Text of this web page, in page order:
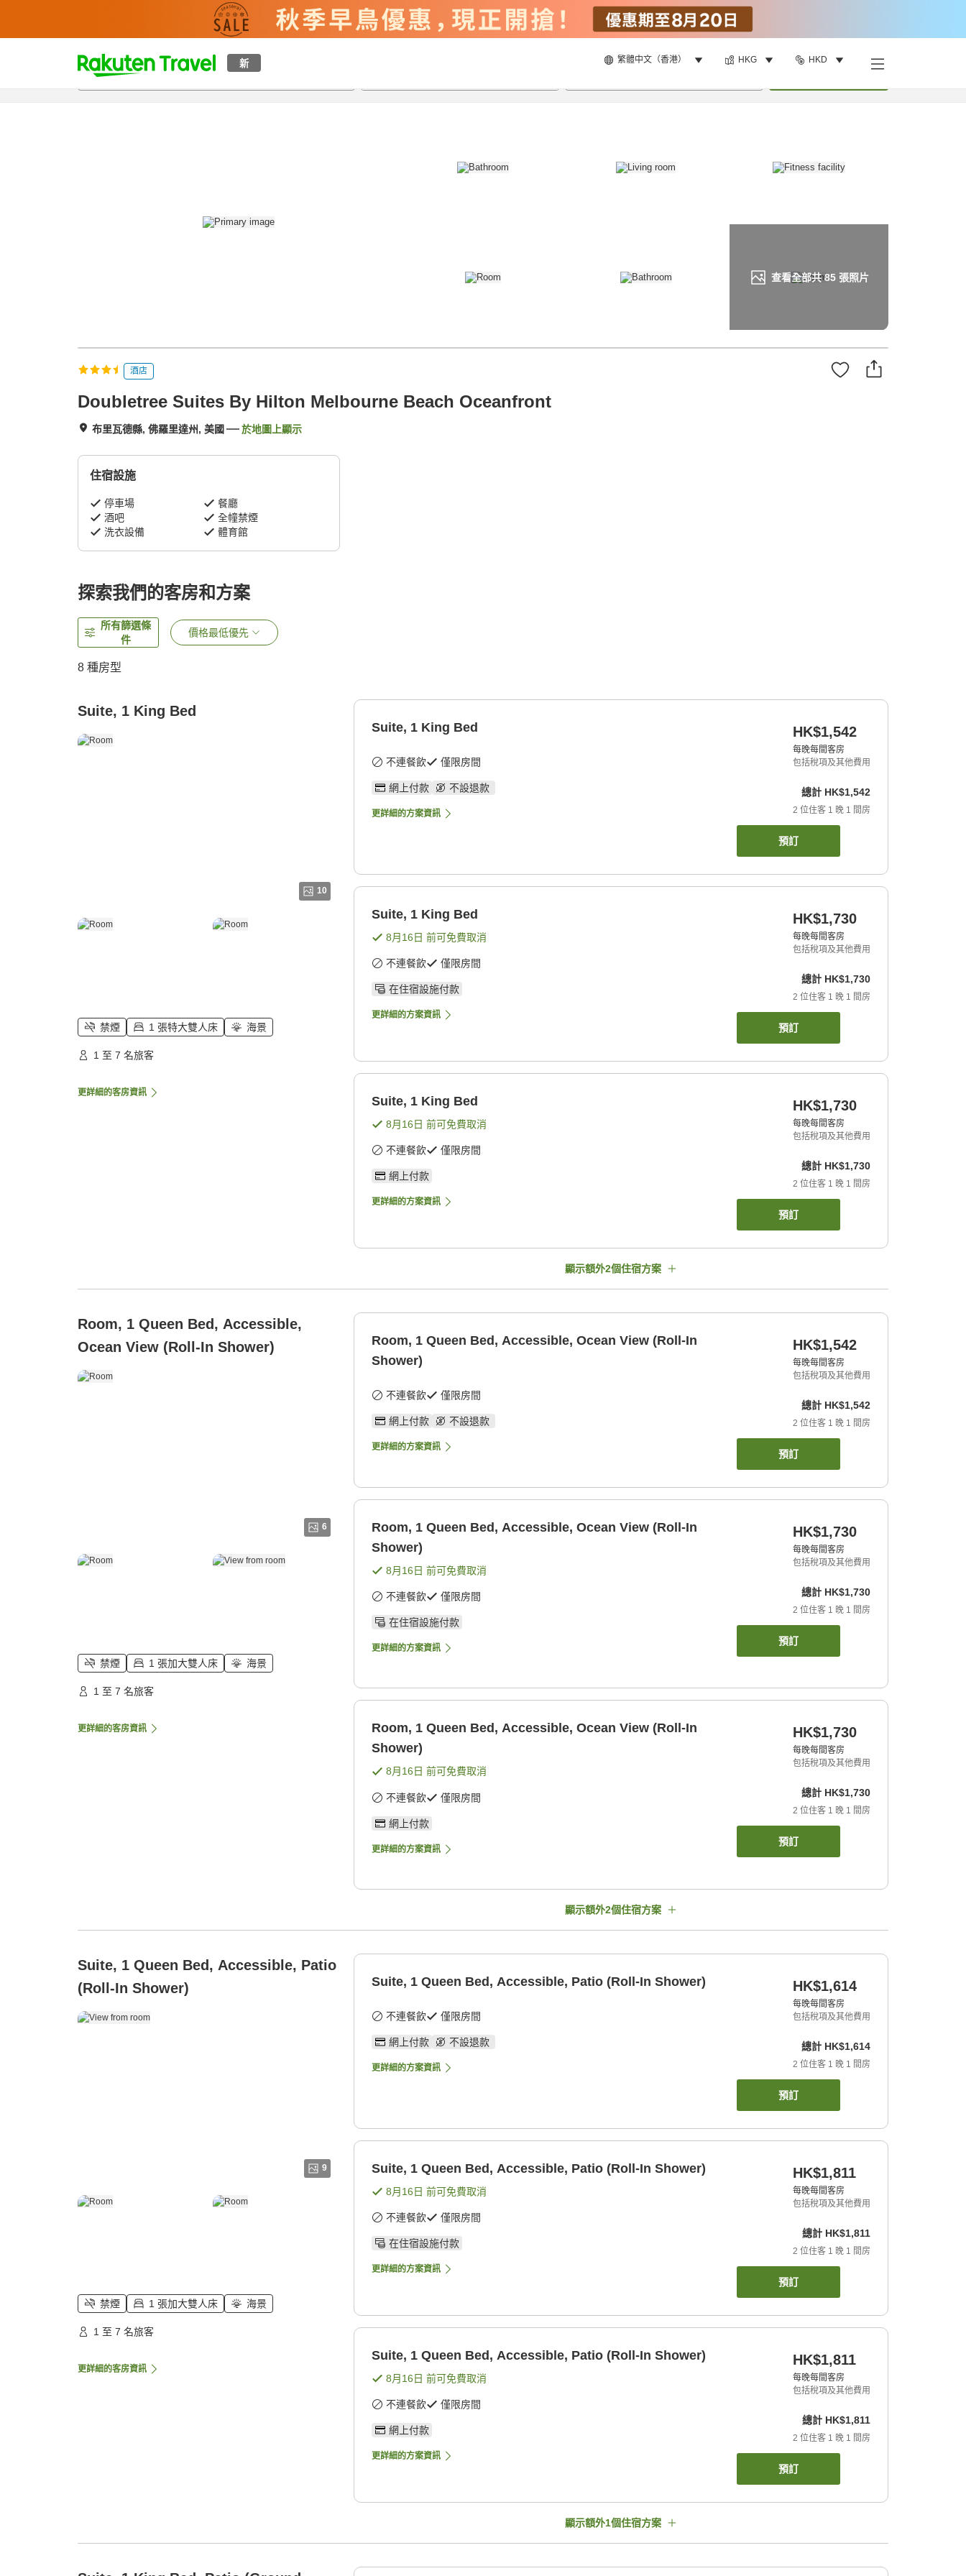
新 繁體中文（香港） HKG HKD
t
p
查看全部共85張照片
概覽房間及住宿方案 評價設施
酒店
Doubletree Suites By Hilton Melbourne Beach Oceanfront
布里瓦德縣, 佛羅里達州, 美國 於地圖上顯示
住宿設施
停車場
餐廳
酒吧
全幢禁煙
洗衣設備
體育館
探索我們的客房和方案
所有篩選條
件
價格最低優先
8 種房型
Suite, 1 King Bed
10
禁煙 1 張特大雙人床 海景
1 至 7 名旅客
更詳細的客房資訊
Suite, 1 King Bed
不連餐飲 僅限房間
網上付款 不設退款
更詳細的方案資訊
HK$1,542
每晚每間客房
包括稅項及其他費用
總計 HK$1,542
2 位住客 1 晚 1 間房
預訂
Suite, 1 King Bed
8月16日 前可免費取消
不連餐飲 僅限房間
在住宿設施付款
更詳細的方案資訊
HK$1,730
每晚每間客房
包括稅項及其他費用
總計 HK$1,730
2 位住客 1 晚 1 間房
預訂
Suite, 1 King Bed
8月16日 前可免費取消
不連餐飲 僅限房間
網上付款
更詳細的方案資訊
HK$1,730
每晚每間客房
包括稅項及其他費用
總計 HK$1,730
2 位住客 1 晚 1 間房
預訂
顯示額外2個住宿方案
Room, 1 Queen Bed, Accessible,
Ocean View (Roll-In Shower)
6
禁煙 1 張加大雙人床 海景
1 至 7 名旅客
更詳細的客房資訊
Room, 1 Queen Bed, Accessible, Ocean View (Roll-In
Shower)
不連餐飲 僅限房間
網上付款 不設退款
更詳細的方案資訊
HK$1,542
每晚每間客房
包括稅項及其他費用
總計 HK$1,542
2 位住客 1 晚 1 間房
預訂
Room, 1 Queen Bed, Accessible, Ocean View (Roll-In
Shower)
8月16日 前可免費取消
不連餐飲 僅限房間
在住宿設施付款
更詳細的方案資訊
HK$1,730
每晚每間客房
包括稅項及其他費用
總計 HK$1,730
2 位住客 1 晚 1 間房
預訂
Room, 1 Queen Bed, Accessible, Ocean View (Roll-In
Shower)
8月16日 前可免費取消
不連餐飲 僅限房間
網上付款
更詳細的方案資訊
HK$1,730
每晚每間客房
包括稅項及其他費用
總計 HK$1,730
2 位住客 1 晚 1 間房
預訂
顯示額外2個住宿方案
Suite, 1 Queen Bed, Accessible, Patio
(Roll-In Shower)
9
禁煙 1 張加大雙人床 海景
1 至 7 名旅客
更詳細的客房資訊
Suite, 1 Queen Bed, Accessible, Patio (Roll-In Shower)
不連餐飲 僅限房間
網上付款 不設退款
更詳細的方案資訊
HK$1,614
每晚每間客房
包括稅項及其他費用
總計 HK$1,614
2 位住客 1 晚 1 間房
預訂
Suite, 1 Queen Bed, Accessible, Patio (Roll-In Shower)
8月16日 前可免費取消
不連餐飲 僅限房間
在住宿設施付款
更詳細的方案資訊
HK$1,811
每晚每間客房
包括稅項及其他費用
總計 HK$1,811
2 位住客 1 晚 1 間房
預訂
Suite, 1 Queen Bed, Accessible, Patio (Roll-In Shower)
8月16日 前可免費取消
不連餐飲 僅限房間
網上付款
更詳細的方案資訊
HK$1,811
每晚每間客房
包括稅項及其他費用
總計 HK$1,811
2 位住客 1 晚 1 間房
預訂
顯示額外1個住宿方案